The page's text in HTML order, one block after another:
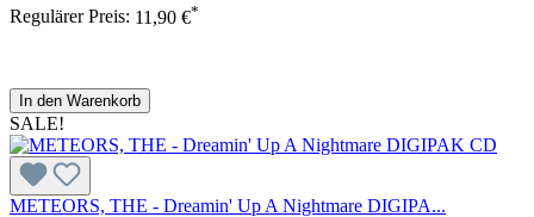
Regulärer Preis: 11,90 €*
In den Warenkorb
SALE!
METEORS, THE - Dreamin' Up A Nightmare DIGIPA...